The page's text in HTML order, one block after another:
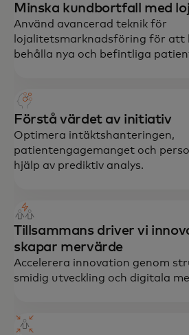
Minska kundbortfall med
Använd avancerad teknik för
lojalitetsmarknadsföring för att
behålla nya och befintliga
Förstå värdet av initiativ
Optimera intäktshanteringen,
patientengagemanget och
hjälp av prediktiv analys.
Tillsammans driver vi
skapar mervärde
Accelerera innovation genom
smidig utveckling och digitala